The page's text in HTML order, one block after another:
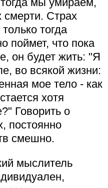
смерти. Страх
тогда
поймет, что пока
он будет жить: "Я
во всякой жизни:
мое тело - как
хотя
Говорить о
постоянно
смешно.
мыслитель